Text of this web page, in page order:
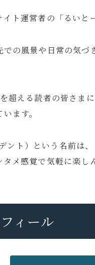
SYSTEM カフェ・レス
ト運営者の「るいと
での風景や日常の気
超える読者の皆さま
ます。
ト）という名前は、
タメ感覚で気軽に楽
ィール